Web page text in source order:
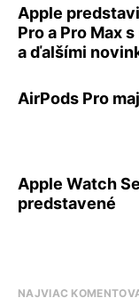
Apple
Pro a Pro Max
a ďalšími
AirPods Pro
Apple Watch
predstavené
NAJVIAC